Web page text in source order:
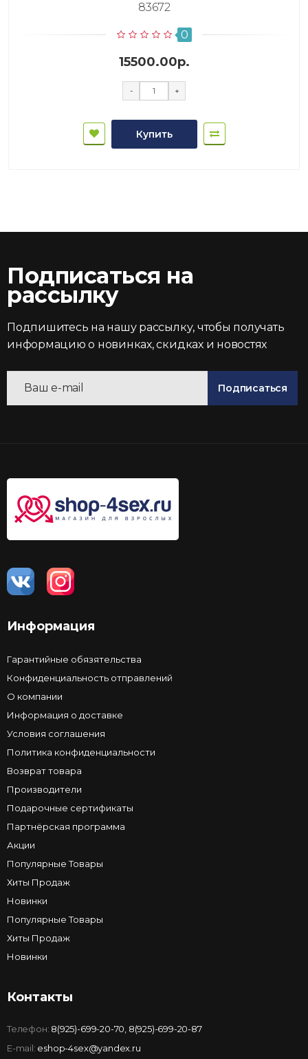
83672
0
15500.00р.
- +
Купить
Подписаться на
рассылку
Подпишитесь на нашу рассылку, чтобы получать
информацию о новинках, скидках и новостях
Подписаться
Информация
Гарантийные обязятельства
Конфиденциальность отправлений
О компании
Информация о доставке
Условия соглашения
Политика конфиденциальности
Возврат товара
Производители
Подарочные сертификаты
Партнёрская программа
Акции
Популярные Товары
Хиты Продаж
Новинки
Популярные Товары
Хиты Продаж
Новинки
Контакты
Телефон: 8(925)-699-20-70 8(925)-699-20-87
E-mail: eshop-4sex@yandex.ru